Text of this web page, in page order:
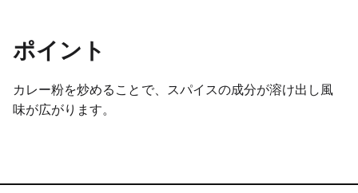
ポイント
カレー粉を炒めることで、スパイスの成分が溶け出し風
味が広がります。